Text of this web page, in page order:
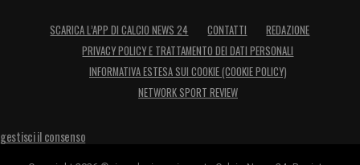
SCARICA L’APP DI CALCIO NEWS 24 CONTATTI
REDAZIONE
PRIVACY POLICY E TRATTAMENTO DEI DATI PERSONALI
INFORMATIVA ESTESA SUI COOKIE (COOKIE POLICY)
NETWORK SPORT REVIEW
gestisci il consenso